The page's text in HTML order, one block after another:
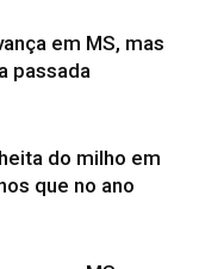
em MS, mas
passada
do milho em
que no ano